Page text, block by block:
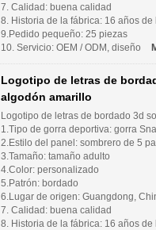
7. Calidad: buena calidad
8. Historia de la fábrica: 16 años
9.Pedido pequeño: 25 piezas
10. Servicio: OEM / ODM, diseño
Logotipo de letras de
algodón amarillo
Logotipo de letras de bordado 3d
1.Tipo de gorra deportiva: gorra
2.Estilo del panel: sombrero de 5
3.Tamaño: tamaño adulto
4.Color: personalizado
5.Patrón: bordado
6.Lugar de origen: Guangdong,
7. Calidad: buena calidad
8. Historia de la fábrica: 16 años